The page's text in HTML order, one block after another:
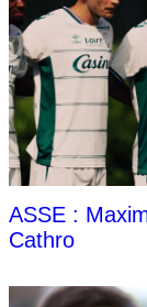
ASSE :
Cathro